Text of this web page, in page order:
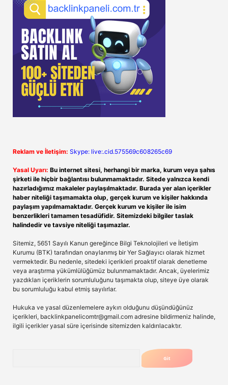
Reklam ve İletişim: Skype: live:.cid.575569c608265c69
Yasal Uyarı: Bu internet sitesi, herhangi bir marka, kurum veya şahıs
şirketi ile hiçbir bağlantısı bulunmamaktadır. Sitede yalnızca kendi
hazırladığımız makaleler paylaşılmaktadır. Burada yer alan içerikler
haber niteliği taşımamakta olup, gerçek kurum ve kişiler hakkında
paylaşım yapılmamaktadır. Gerçek kurum ve kişiler ile isim
benzerlikleri tamamen tesadüfidir. Sitemizdeki bilgiler taslak
halindedir ve tavsiye niteliği taşımazlar.
Sitemiz, 5651 Sayılı Kanun gereğince Bilgi Teknolojileri ve İletişim
Kurumu (BTK) tarafından onaylanmış bir Yer Sağlayıcı olarak hizmet
vermektedir. Bu nedenle, sitedeki içerikleri proaktif olarak denetleme
veya araştırma yükümlülüğümüz bulunmamaktadır. Ancak, üyelerimiz
yazdıkları içeriklerin sorumluluğunu taşımakta olup, siteye üye olarak
bu sorumluluğu kabul etmiş sayılırlar.
Hukuka ve yasal düzenlemelere aykırı olduğunu düşündüğünüz
içerikleri, backlinkpanelicomtr@gmail.com adresine bildirmeniz halinde,
ilgili içerikler yasal süre içerisinde sitemizden kaldırılacaktır.